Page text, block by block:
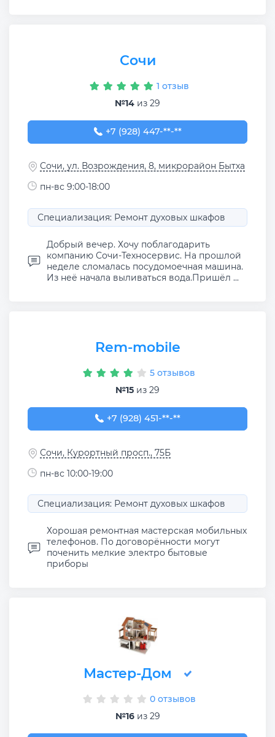
Сочи
1 отзыв
№14 из 29
+7 (928) 447-71-21
+7 (928) 447-**-**
Сочи, ул. Возрождения, 8, микрорайон Бытха
пн-вс 9:00-18:00
Специализация: Ремонт духовых шкафов
Добрый вечер. Хочу поблагодарить
компанию Сочи-Техносервис. На прошлой
неделе сломалась посудомоечная машина.
Из неё начала выливаться вода.Пришёл ...
Rem-mobile
5 отзывов
№15 из 29
+7 (928) 451-59-59
+7 (928) 451-**-**
Сочи, Курортный просп., 75Б
пн-вс 10:00-19:00
Специализация: Ремонт духовых шкафов
Хорошая ремонтная мастерская мобильных
телефонов. По договорённости могут
поченить мелкие электро бытовые
приборы
Мастер-Дом
0 отзывов
№16из 29